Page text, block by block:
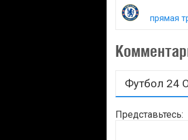
прямая
Футбол 24
Представьтесь: